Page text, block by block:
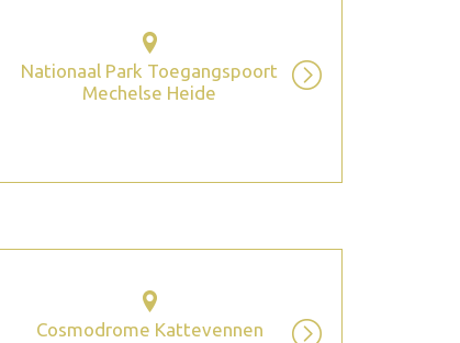
Nationaal Park Toegangspoort
Mechelse Heide
Cosmodrome Kattevennen